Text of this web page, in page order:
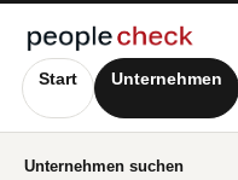
Start Unternehmen
Unternehmen suchen